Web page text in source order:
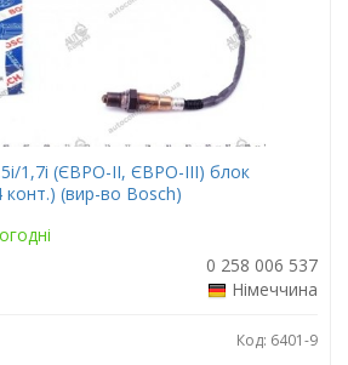
1,7i (ЄВРО-II, ЄВРО-III) блок
(вир-во Bosch)
0 258 006 537
Німеччина
Код: 6401-9